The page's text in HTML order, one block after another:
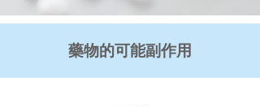
藥物的可能副作用